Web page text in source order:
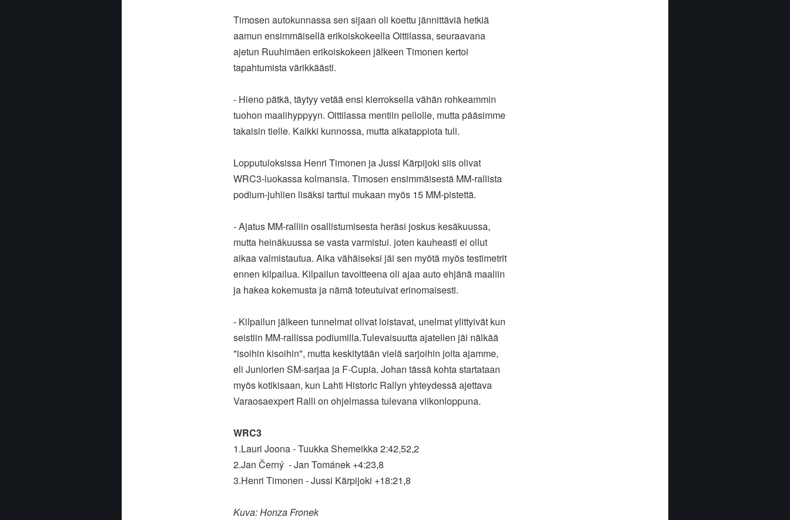
Timosen autokunnassa sen sijaan oli koettu jännittäviä hetkiä
aamun ensimmäisellä erikoiskokeella Oittilassa, seuraavana
ajetun Ruuhimäen erikoiskokeen jälkeen Timonen kertoi
tapahtumista värikkäästi.
- Hieno pätkä, täytyy vetää ensi kierroksella vähän rohkeammin
tuohon maalihyppyyn. Oittilassa mentiin pellolle, mutta pääsimme
takaisin tielle. Kaikki kunnossa, mutta aikatappiota tuli.
Lopputuloksissa Henri Timonen ja Jussi Kärpijoki siis olivat
WRC3-luokassa kolmansia. Timosen ensimmäisestä MM-rallista
podium-juhlien lisäksi tarttui mukaan myös 15 MM-pistettä.
- Ajatus MM-ralliin osallistumisesta heräsi joskus kesäkuussa,
mutta heinäkuussa se vasta varmistui. joten kauheasti ei ollut
aikaa valmistautua. Aika vähäiseksi jäi sen myötä myös testimetrit
ennen kilpailua. Kilpailun tavoitteena oli ajaa auto ehjänä maaliin
ja hakea kokemusta ja nämä toteutuivat erinomaisesti.
- Kilpailun jälkeen tunnelmat olivat loistavat, unelmat ylittyivät kun
seistiin MM-rallissa podiumilla.Tulevaisuutta ajatellen jäi nälkää
"isoihin kisoihin", mutta keskitytään vielä sarjoihin joita ajamme,
eli Juniorien SM-sarjaa ja F-Cupia. Johan tässä kohta startataan
myös kotikisaan, kun Lahti Historic Rallyn yhteydessä ajettava
Varaosaexpert Ralli on ohjelmassa tulevana viikonloppuna.
WRC3
1.Lauri Joona - Tuukka Shemeikka 2:42,52,2
2.Jan Černý - Jan Tománek +4:23,8
3.Henri Timonen - Jussi Kärpijoki +18:21,8
Kuva: Honza Fronek